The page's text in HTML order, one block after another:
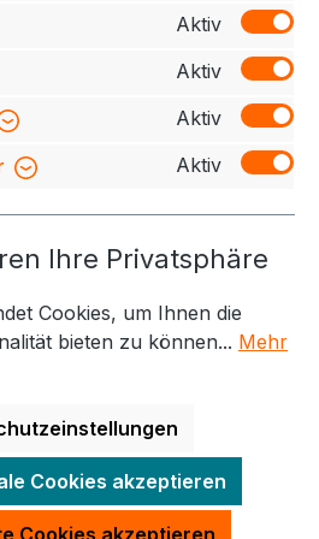
Kontakt
Mehrwertsteuer zzgl.
Nachnahmegebühren, wenn
angegeben.
Aktiv
Aktiv
Aktiv
Aktiv
Ihre Privatsphäre
Cookies, um Ihnen die
bieten zu können... Mehr
Cookies akzeptieren
Cookies akzeptieren